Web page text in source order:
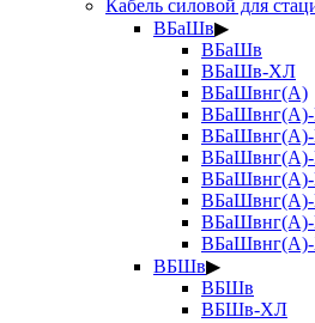
Кабель силовой для
ВБаШв▶
ВБаШв
ВБаШв-ХЛ
ВБаШвнг(А)
ВБаШвнг(А)-
ВБаШвнг(А)-
ВБаШвнг(А)-
ВБШв▶
ВБШв
ВБШв-ХЛ